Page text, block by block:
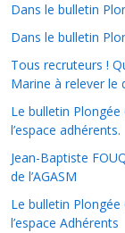
Dans le bulletin
Dans le bulletin
Tous recruteurs !
Marine à relever le
Le bulletin
l’espace adhérents.
Jean-Baptiste
de l’AGASM
Le bulletin
l’espace Adhérents